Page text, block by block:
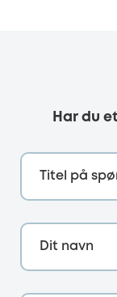
Har du
Titel på
Dit navn